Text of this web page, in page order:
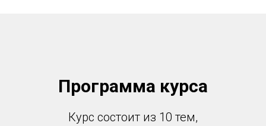
Программа курса
Курс состоит из 10 тем,